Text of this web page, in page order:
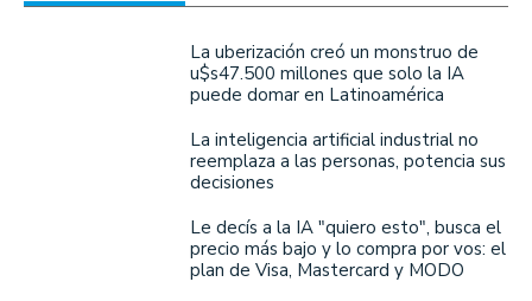
La uberización creó un monstruo de
u$s47.500 millones que solo la IA
puede domar en Latinoamérica
La inteligencia artificial industrial no
reemplaza a las personas, potencia sus
decisiones
Le decís a la IA "quiero esto", busca el
precio más bajo y lo compra por vos: el
plan de Visa, Mastercard y MODO